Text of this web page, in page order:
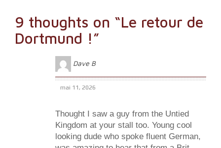
9 thoughts on “Le retour de
Dortmund !”
Dave B
mai 11, 2026
Thought I saw a guy from the Untied
Kingdom at your stall too. Young cool
looking dude who spoke fluent German,